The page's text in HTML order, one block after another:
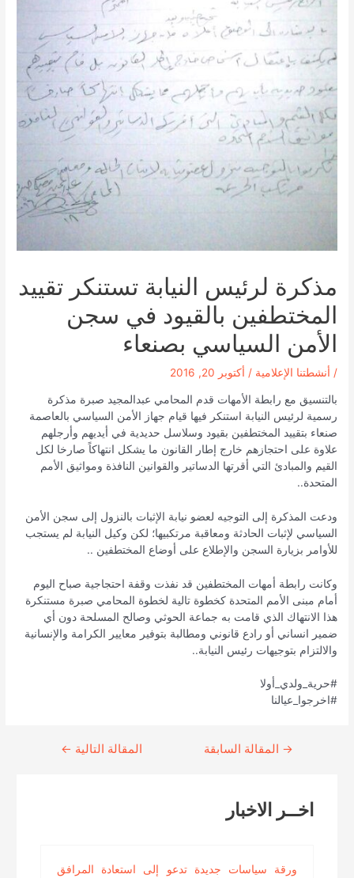
مذكرة لرئيس النيابة تستنكر تقييد
المختطفين بالقيود في سجن
الأمن السياسي بصنعاء
/ أنشطتنا الإعلامية / أكتوبر 20, 2016
بالتنسيق مع رابطة الأمهات قدم المحامي عبدالمجيد صبرة مذكرة
رسمية لرئيس النيابة استنكر فيها قيام جهاز الأمن السياسي بالعاصمة
صنعاء بتقييد المختطفين بقيود وسلاسل حديدية في أيديهم وأرجلهم
علاوة على احتجازهم خارج إطار القانون ما يشكل انتهاكاً صارخا لكل
القيم والمبادئ التي أقرتها الدساتير والقوانين النافذة ومواثيق الأمم
المتحدة..
ودعت المذكرة إلى التوجيه لعضو نيابة الإثبات بالنزول إلى سجن الأمن
السياسي لإثبات الحادثة ومعاقبة مرتكبيها؛ لكن وكيل النيابة لم يستجب
للأوامر بزيارة السجن والإطلاع على أوضاع المختطفين ..
وكانت رابطة أمهات المختطفين قد نفذت وقفة احتجاجية صباح اليوم
أمام مبنى الأمم المتحدة كخطوة تالية لخطوة المحامي صبرة مستنكرة
هذا الانتهاك الذي قامت به جماعة الحوثي وصالح المسلحة دون أي
ضمير انساني أو رادع قانوني ومطالبة بتوفير معايير الكرامة والإنسانية
والالتزام بتوجيهات رئيس النيابة..
#حرية_ولدي_أولا
#اخرجوا_عيالنا
Continue
→ المقالة السابقة المقالة التالية ←
اخــر الاخبار
ورقة سياسات جديدة تدعو إلى استعادة المرافق